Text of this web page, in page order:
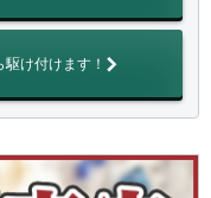
け付けます！